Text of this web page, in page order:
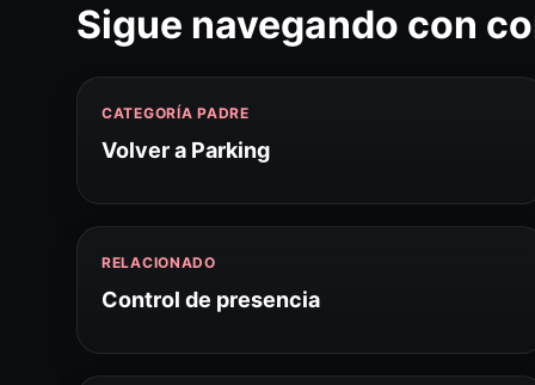
Sigue navegando con
CATEGORÍA PADRE
Volver a Parking
RELACIONADO
Control de presencia